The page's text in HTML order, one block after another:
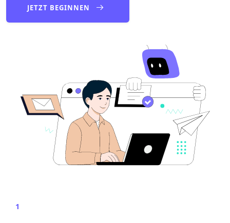
JETZT BEGINNEN
1